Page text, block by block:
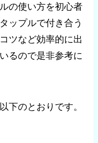
の使い方を初心者
ップルで付き合う
ツなど効率的に出
るので是非参考に
下のとおりです。